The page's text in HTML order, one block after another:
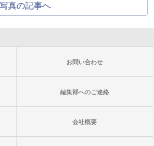
真の記事へ
お問い合わせ
編集部へのご連絡
会社概要